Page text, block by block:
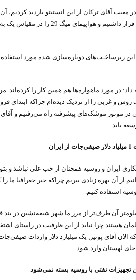
احمدنیا افزود: ما سال 73 در معیت آقای ترکان از این انستیتو
انگار ما در شهر لی‌لی‌پوت قرار
زیرساخـت‌های دوباره‌سازی شده مورد استفاده
داد: در مورد ماهواره‌ها هم همین کار را کرده‌اند.
روس و غربی را از نزدیک دیده‌ام چراکه ابتدای
در موتور موشک‌های پیشرفته راه می‌رفتیم و
یابد.
ایران و روسیه همچنان از حب علی نباشد و
از آن بهره‌ زیادی ببریم چراکه جبر جغرافیا ما را
استفاده کنیم.
گفت: وقتی 300 کیلومتر آن طرف‌تر از مرز ما شهر شیعه‌نشین
هستند چرا نباید از این ظرفیت‌ در راستای
الان آقای پوتین یک میلیارد دلار واردات
جای لهستان وارد شود.
تجهیزات نفتی با روسیه بسته نمی‌شود